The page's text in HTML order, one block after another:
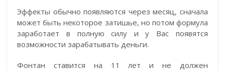
Эффекты обычно появляются через месяц, сначала
может быть некоторое затишье, но потом формула
заработает в полную силу и у Вас появятся
возможности зарабатывать деньги.
Фонтан ставится на 11 лет и не должен